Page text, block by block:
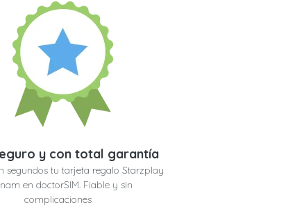
y con total garantía
segundos tu tarjeta regalo Starzplay
en doctorSIM. Fiable y sin
complicaciones